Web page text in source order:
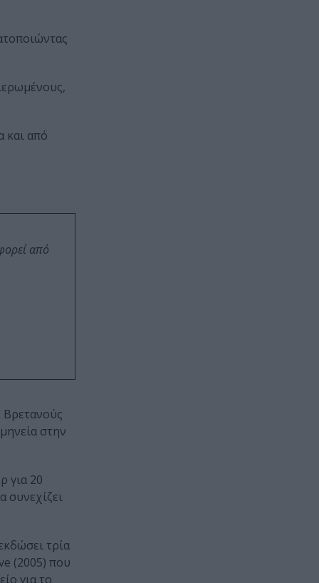
και από
από
Βρετανούς
στην
για 20
συνεχίζει
τρία
(2005) που
για το